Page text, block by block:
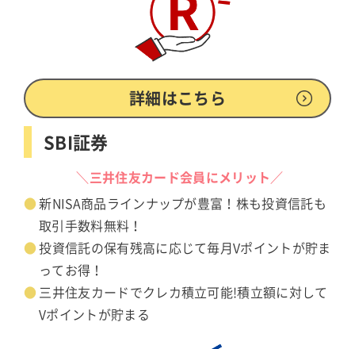
詳細はこちら
SBI証券
＼三井住友カード会員にメリット／
新NISA商品ラインナップが豊富！株も投資信託も
取引手数料無料！
投資信託の保有残高に応じて毎月Vポイントが貯ま
ってお得！
三井住友カードでクレカ積立可能!積立額に対して
Vポイントが貯まる